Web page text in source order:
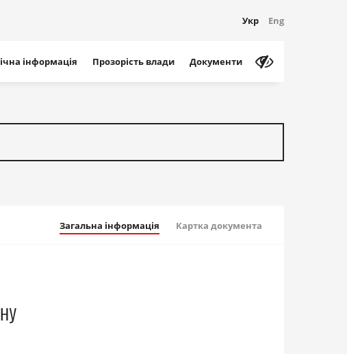
Укр Eng
інформація Прозорість влади Документи
Загальна інформація Картка документа